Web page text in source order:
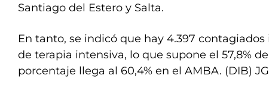
Santiago del Estero y Salta.
En tanto, se indicó que hay 4.397
de terapia intensiva, lo que supone el 57,8%
porcentaje llega al 60,4% en el AMBA. (DIB) JG